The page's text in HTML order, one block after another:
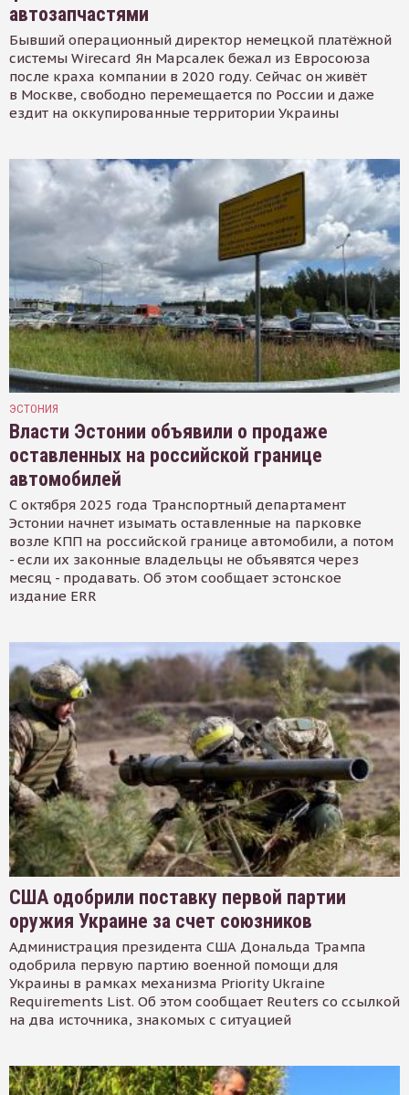
автозапчастями
Бывший операционный директор немецкой платёжной
системы Wirecard Ян Марсалек бежал из Евросоюза
после краха компании в 2020 году. Сейчас он живёт
в Москве, свободно перемещается по России и даже
ездит на оккупированные территории Украины
ЭСТОНИЯ
Власти Эстонии объявили о продаже
оставленных на российской границе
автомобилей
С октября 2025 года Транспортный департамент
Эстонии начнет изымать оставленные на парковке
возле КПП на российской границе автомобили, а потом
- если их законные владельцы не объявятся через
месяц - продавать. Об этом сообщает эстонское
издание ERR
США одобрили поставку первой партии
оружия Украине за счет союзников
Администрация президента США Дональда Трампа
одобрила первую партию военной помощи для
Украины в рамках механизма Priority Ukraine
Requirements List. Об этом сообщает Reuters со ссылкой
на два источника, знакомых с ситуацией